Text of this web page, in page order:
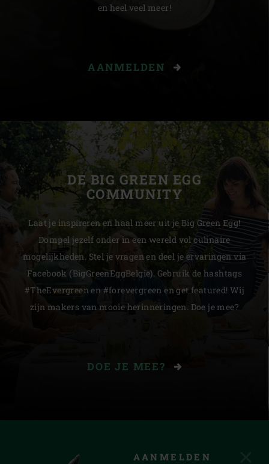
en heel veel meer!
AANMELDEN
DE BIG GREEN EGG
COMMUNITY
Laat je inspireren en haal meer uit je Big Green Egg!
Dompel jezelf onder in een wereld vol culinaire
mogelijkheden. Stel je vragen en deel je ervaringen via
Facebook (BigGreenEggBelgie). Gebruik de hashtags
#TheEvergreen en #forevergreen en get featured! Wij
zijn makers van mooie herinneringen. Doe je mee?
DOE JE MEE?
AANMELDEN